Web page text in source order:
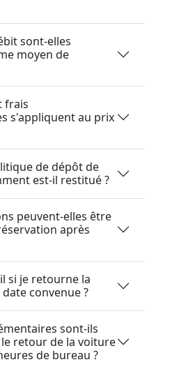
sont-elles
moyen de
frais
s'appliquent au prix
de dépôt de
est-il restitué ?
peuvent-elles être
après
si je retourne la
convenue ?
sont-ils
retour de la voiture
de bureau ?